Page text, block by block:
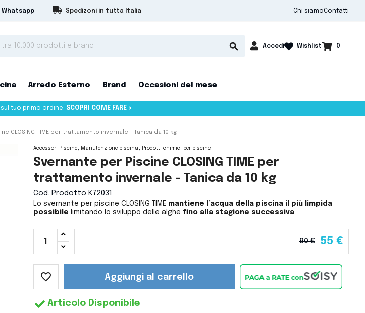
Whatsapp Spedizoni in tutta Italia Chi siamoContatti
search  Accedi shopping_cart 0
Wishlist
Arredo Esterno Brand Occasioni del mese
sul tuo primo ordine. SCOPRI COME FARE >
CLOSING TIME per trattamento invernale - Tanica da 10 kg
Accessori Piscine Manutenzione piscina Prodotti chimici per piscine
Svernante per Piscine CLOSING TIME per
trattamento invernale - Tanica da 10 kg
Cod. Prodotto K72031
Lo svernante per piscine CLOSING TIME mantiene l’acqua della piscina il più limpida
possibile limitando lo sviluppo delle alghe fino alla stagione successiva.
90 € 55 €
Aggiungi al carrello
favorite_border
Articolo Disponibile